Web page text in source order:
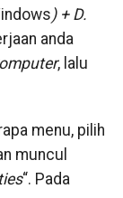
) + D.
anda
, lalu
menu, pilih
muncul
“. Pada